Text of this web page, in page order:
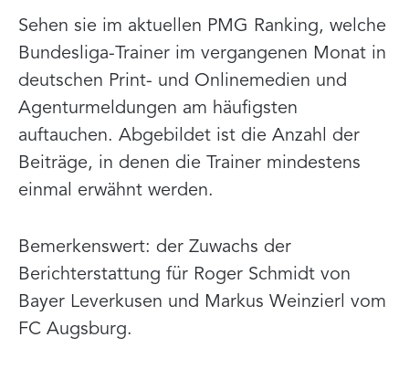
Sehen sie im aktuellen PMG Ranking, welche
Bundesliga-Trainer im vergangenen Monat in
deutschen Print- und Onlinemedien und
Agenturmeldungen am häufigsten
auftauchen. Abgebildet ist die Anzahl der
Beiträge, in denen die Trainer mindestens
einmal erwähnt werden.
Bemerkenswert: der Zuwachs der
Berichterstattung für Roger Schmidt von
Bayer Leverkusen und Markus Weinzierl vom
FC Augsburg.